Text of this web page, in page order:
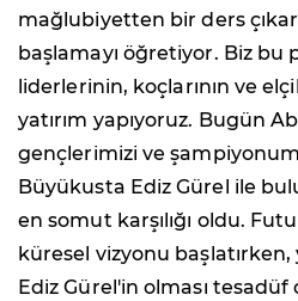
mağlubiyetten bir ders
başlamayı öğretiyor. Biz bu
liderlerinin, koçlarının ve
yatırım yapıyoruz. Bugün
gençlerimizi ve
Büyükusta Ediz Gürel ile
en somut karşılığı oldu.
küresel vizyonu başlatırken,
Ediz Gürel'in olması tesadüf